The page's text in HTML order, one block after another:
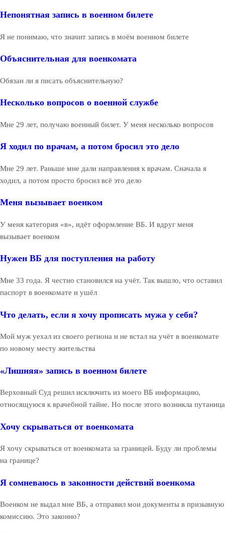
Непонятная запись в военном билете
Я не понимаю, что значит запись в моём военном билете
Объяснительная для военкомата
Обязан ли я писать объяснительную?
Несколько вопросов о военной службе
Мне 29 лет, получаю военный билет. У меня несколько вопросов
Я ходил по врачам, а потом бросил это дело
Мне 29 лет. Раньше мне дали направления к врачам. Сначала я
ходил, а потом просто бросил всё это дело
Меня вызывает военком
У меня категория «в», идёт оформление ВБ. И вдруг меня
вызывает военком
Нужен ВБ для поступления на работу
Мне 33 года. Я честно становился на учёт. Так вышло, что оставил
паспорт в военкомате и ушёл
Что делать, если я хочу прописать мужа у себя?
Мой муж уехал из своего региона и не встал на учёт в военкомате
по новому месту жительства
«Лишняя» запись в военном билете
Верховный Суд решил исключить из моего ВБ информацию,
относящуюся к врачебной тайне. Но после этого возникла путаница
Хочу скрываться от военкомата
Я хочу скрываться от военкомата за границей. Буду ли проблемы
на границе?
Я сомневаюсь в законности действий военкома
Военком не выдал мне ВБ, а отправил мои документы в призывную
комиссию. Это законно?